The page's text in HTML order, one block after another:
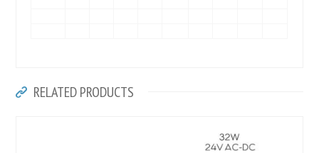
RELATED PRODUCTS